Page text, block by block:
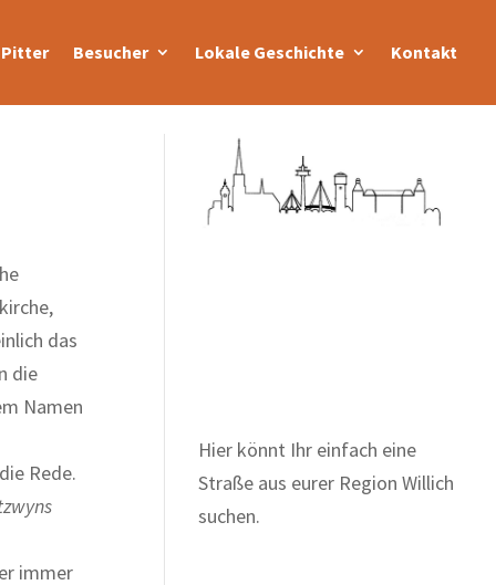
Pitter Besucher Lokale Geschichte Kontakt
das
die
Namen
Rede.
immer
Hier könnt Ihr einfach eine
Straße aus eurer Region Willich
suchen.